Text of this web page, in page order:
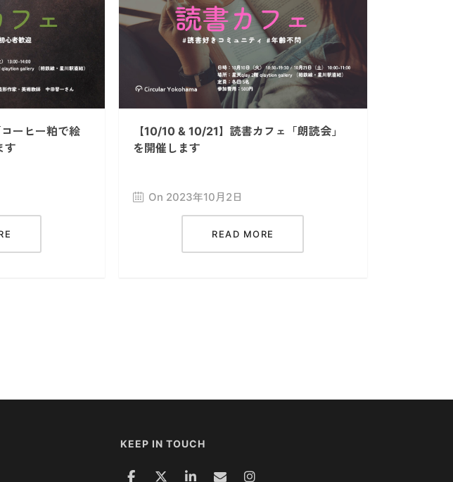
ーヒー粕で絵
す
【10/10 & 10/21】読書カフェ「朗読会」
を開催します
On 2023年10月2日
READ MORE
KEEP IN TOUCH